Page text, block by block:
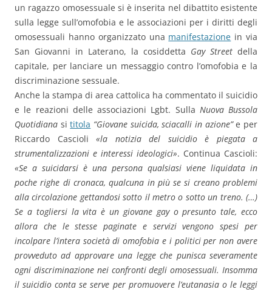
un ragazzo omosessuale si è inserita nel dibattito esistente
sulla legge sull’omofobia e le associazioni per i diritti degli
omosessuali hanno organizzato una manifestazione in via
San Giovanni in Laterano, la cosiddetta Gay Street della
capitale, per lanciare un messaggio contro l’omofobia e la
discriminazione sessuale.
Anche la stampa di area cattolica ha commentato il suicidio
e le reazioni delle associazioni Lgbt. Sulla Nuova Bussola
Quotidiana sititola “Giovane suicida, sciacalli in azione”e per
Riccardo Cascioli «la notizia del suicidio è piegata a
strumentalizzazioni e interessi ideologici». Continua Cascioli:
«Se a suicidarsi è una persona qualsiasi viene liquidata in
poche righe di cronaca, qualcuna in più se si creano problemi
alla circolazione gettandosi sotto il metro o sotto un treno. (…)
Se a togliersi la vita è un giovane gay o presunto tale, ecco
allora che le stesse paginate e servizi vengono spesi per
incolpare l’intera società di omofobia e i politici per non avere
provveduto ad approvare una legge che punisca severamente
ogni discriminazione nei confronti degli omosessuali. Insomma
il suicidio conta se serve per promuovere l’eutanasia o le leggi